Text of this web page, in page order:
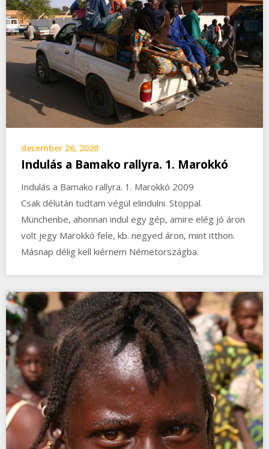
december 26, 2020
Indulás a Bamako rallyra. 1. Marokkó
Indulás a Bamako rallyra. 1. Marokkó 2009
Csak délután tudtam végül elindulni. Stoppal.
Münchenbe, ahonnan indul egy gép, amire elég jó áron
volt jegy Marokkó fele, kb. negyed áron, mint itthon.
Másnap délig kell kiérnem Németországba.